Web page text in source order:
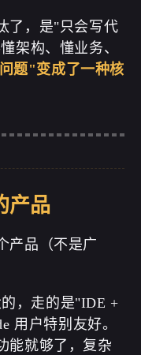
了，是"只会写代
架构、懂业务、
题"变成了一种核
产品
产品（不是广
，走的是"IDE +
用户特别友好。
能就够了，复杂